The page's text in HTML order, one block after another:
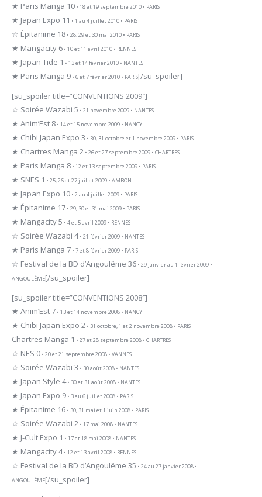
★ Paris Manga 10 • 18 et 19 septembre 2010 • PARIS
★ Japan Expo 11 • 1 au 4 juillet 2010 • PARIS
☆ Épitanime 18 • 28, 29 et 30 mai 2010 • PARIS
★ Mangacity 6 • 10 et 11 avril 2010 • RENNES
★ Japan Tide 1 • 13 et 14 février 2010 • NANTES
★ Paris Manga 9 • 6 et 7 février 2010 • PARIS[/su_spoiler]
[su_spoiler title=”CONVENTIONS 2009″]
☆ Soirée Wazabi 5 • 21 novembre 2009 • NANTES
★ Anim’Est 8 • 14 et 15 novembre 2009 • NANCY
★ Chibi Japan Expo 3 • 30, 31 octobre et 1 novembre 2009 • PARIS
★ Chartres Manga 2 • 26 et 27 septembre 2009 • CHARTRES
★ Paris Manga 8 • 12 et 13 septembre 2009 • PARIS
★ SNES 1 • 25, 26 et 27 juillet 2009 • AMBON
★ Japan Expo 10 • 2 au 4 juillet 2009 • PARIS
★ Épitanime 17 • 29, 30 et 31 mai 2009 • PARIS
★ Mangacity 5 • 4 et 5 avril 2009 • RENNES
☆ Soirée Wazabi 4• 21 février 2009 • NANTES
★ Paris Manga 7 • 7 et 8 février 2009 • PARIS
☆ Festival de la BD d’Angoulême 36 • 29 janvier au 1 février 2009 •
ANGOULÊME[/su_spoiler]
[su_spoiler title=”CONVENTIONS 2008″]
★ Anim’Est 7 • 13 et 14 novembre 2008 • NANCY
★ Chibi Japan Expo 2 • 31 octobre, 1 et 2 novembre 2008 • PARIS
Chartres Manga 1 • 27 et 28 septembre 2008 • CHARTRES
☆ NES 0 • 20 et 21 septembre 2008 • VANNES
☆ Soirée Wazabi 3 • 30 août 2008 • NANTES
★ Japan Style 4• 30 et 31 août 2008 • NANTES
★ Japan Expo 9 • 3 au 6 juillet 2008 • PARIS
★ Épitanime 16 • 30, 31 mai et 1 juin 2008 • PARIS
☆ Soirée Wazabi 2 • 17 mai 2008 • NANTES
★ J-Cult Expo 1 • 17 et 18 mai 2008 • NANTES
★ Mangacity 4• 12 et 13 avril 2008 • RENNES
☆ Festival de la BD d’Angoulême 35 • 24 au 27 janvier 2008 •
ANGOULÊME[/su_spoiler]